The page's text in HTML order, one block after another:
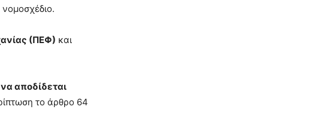
(ΠΕΦ) και
να αποδίδεται
το άρθρο 64